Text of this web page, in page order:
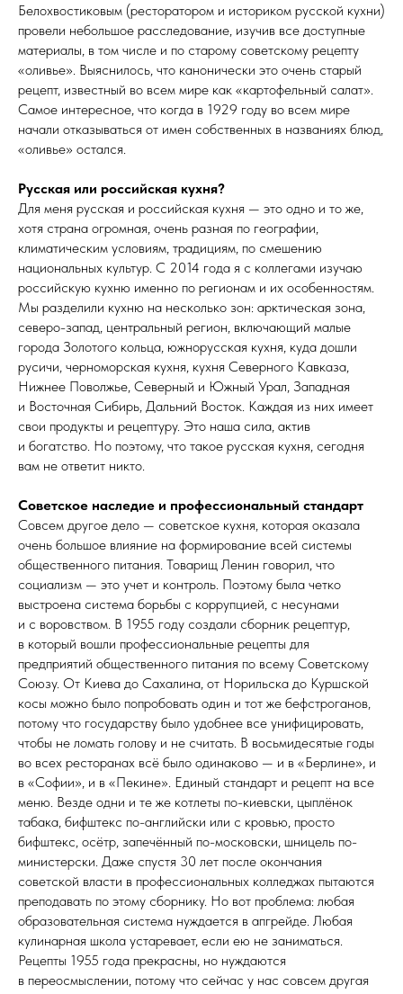
Белохвостиковым (ресторатором и историком русской кухни)
провели небольшое расследование, изучив все доступные
материалы, в том числе и по старому советскому рецепту
«оливье». Выяснилось, что канонически это очень старый
рецепт, известный во всем мире как «картофельный салат».
Самое интересное, что когда в 1929 году во всем мире
начали отказываться от имен собственных в названиях блюд,
«оливье» остался.
Русская или российская кухня?
Для меня русская и российская кухня — это одно и то же,
хотя страна огромная, очень разная по географии,
климатическим условиям, традициям, по смешению
национальных культур. С 2014 года я с коллегами изучаю
российскую кухню именно по регионам и их особенностям.
Мы разделили кухню на несколько зон: арктическая зона,
северо-запад, центральный регион, включающий малые
города Золотого кольца, южнорусская кухня, куда дошли
русичи, черноморская кухня, кухня Северного Кавказа,
Нижнее Поволжье, Северный и Южный Урал, Западная
и Восточная Сибирь, Дальний Восток. Каждая из них имеет
свои продукты и рецептуру. Это наша сила, актив
и богатство. Но поэтому, что такое русская кухня, сегодня
вам не ответит никто.
Советское наследие и профессиональный стандарт
Совсем другое дело — советское кухня, которая оказала
очень большое влияние на формирование всей системы
общественного питания. Товарищ Ленин говорил, что
социализм — это учет и контроль. Поэтому была четко
выстроена система борьбы с коррупцией, с несунами
и с воровством. В 1955 году создали сборник рецептур,
в который вошли профессиональные рецепты для
предприятий общественного питания по всему Советскому
Союзу. От Киева до Сахалина, от Норильска до Куршской
косы можно было попробовать один и тот же бефстроганов,
потому что государству было удобнее все унифицировать,
чтобы не ломать голову и не считать. В восьмидесятые годы
во всех ресторанах всё было одинаково — и в «Берлине», и
в «Софии», и в «Пекине». Единый стандарт и рецепт на все
меню. Везде одни и те же котлеты по-киевски, цыплёнок
табака, бифштекс по-английски или с кровью, просто
бифштекс, осётр, запечённый по-московски, шницель по-
министерски. Даже спустя 30 лет после окончания
советской власти в профессиональных колледжах пытаются
преподавать по этому сборнику. Но вот проблема: любая
образовательная система нуждается в апгрейде. Любая
кулинарная школа устаревает, если ею не заниматься.
Рецепты 1955 года прекрасны, но нуждаются
в переосмыслении, потому что сейчас у нас совсем другая